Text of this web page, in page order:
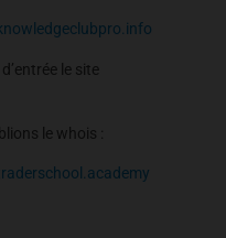
le site
le whois :